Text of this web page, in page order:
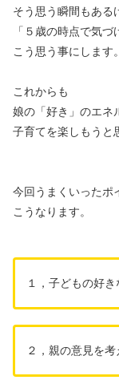
そう思う瞬間もある
「５歳の時点で気づ
こう思う事にします。
これからも
娘の「好き」のエネ
子育てを楽しもうと
今回うまくいったポ
こうなります。
１，子どもの好
２，親の意見を考